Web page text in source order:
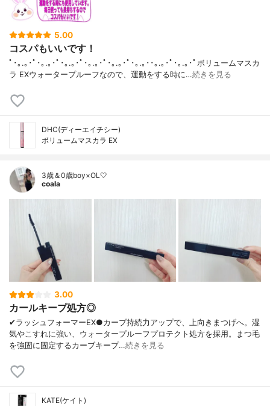
5.00
コスパもいいです！
ﾟ･｡.｡･ﾟ･｡.｡･ﾟ･｡.｡･ﾟ･｡.｡･ﾟ･｡.｡･ﾟ･｡.｡･･｡.｡･ﾟ･｡.｡･ﾟボリュームマスカ
ラ EXウォータープルーフなので、運動をする時に…続きを見る
DHC(ディーエイチシー)
ボリュームマスカラ EX
3歳＆0歳boy×OL🤍
coala
3.00
カールキープ処方◎
✔︎ラッシュフォーマーEX●カーブ持続力アップで、上向きまつげへ。湿
気やこすれに強い、ウォータープルーフプロテクト処方を採用。まつ毛
を強固に固定するカーブキープ…続きを見る
KATE(ケイト)